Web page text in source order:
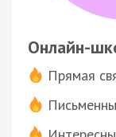
Онлайн-
Прямая